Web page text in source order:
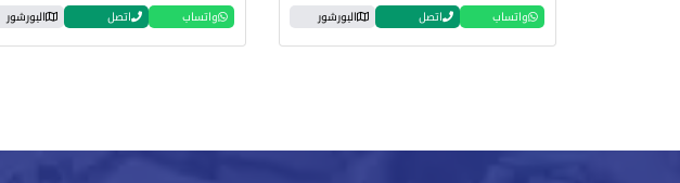
واتساب اتصل البورشور واتساب اتصل البورشور